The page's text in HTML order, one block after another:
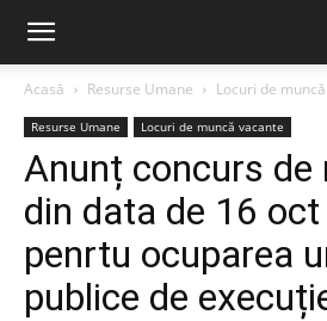
Acasă Resurse Umane Locuri de
Resurse Umane Locuri de muncă vacante
Anunț concurs de
din data de 16
penrtu ocuparea
publice de